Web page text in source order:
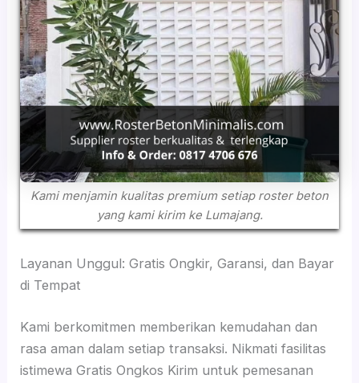
Kami menjamin kualitas premium setiap roster beton
yang kami kirim ke Lumajang.
Layanan Unggul: Gratis Ongkir, Garansi, dan Bayar
di Tempat
Kami berkomitmen memberikan kemudahan dan
rasa aman dalam setiap transaksi. Nikmati fasilitas
istimewa Gratis Ongkos Kirim untuk pemesanan